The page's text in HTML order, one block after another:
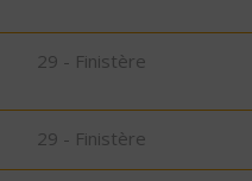
29 - Finistère
29 - Finistère